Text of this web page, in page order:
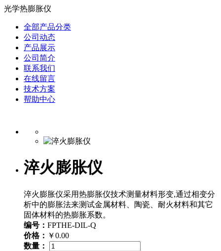
光学热膨胀仪
全部产品分类
公司动态
产品展示
公司简介
联系我们
在线留言
技术方案
帮助中心
淬火膨胀仪
淬火膨胀仪采用热膨胀仪技术测量材料形变,通过相变分
析中的膨胀法来测试金属材料、陶瓷、耐火材料和其它
固体材料的热膨胀系数。
编号： FPTHE-DIL-Q
价格： ￥0.00
数量：